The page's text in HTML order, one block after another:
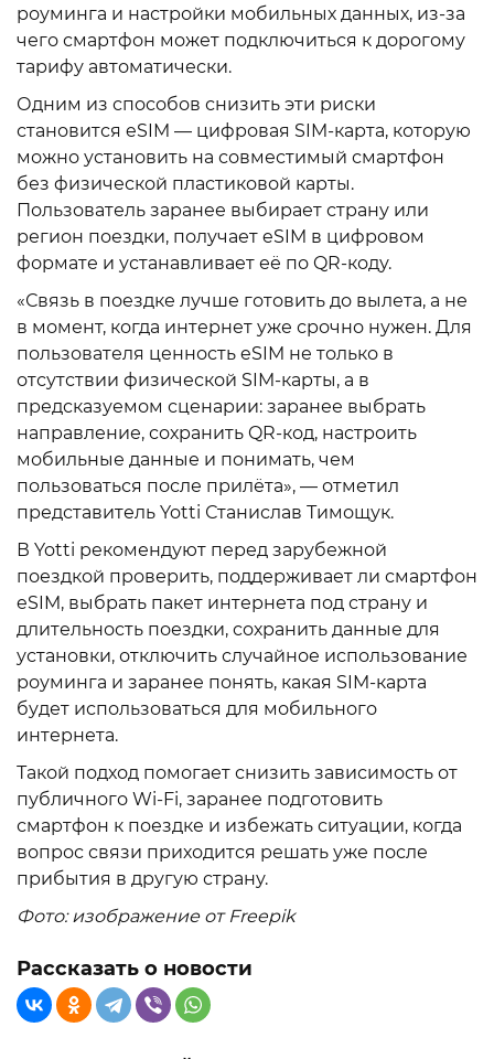
роуминга и настройки мобильных данных, из-за
чего смартфон может подключиться к дорогому
тарифу автоматически.
Одним из способов снизить эти риски
становится eSIM — цифровая SIM-карта, которую
можно установить на совместимый смартфон
без физической пластиковой карты.
Пользователь заранее выбирает страну или
регион поездки, получает eSIM в цифровом
формате и устанавливает её по QR-коду.
«Связь в поездке лучше готовить до вылета, а не
в момент, когда интернет уже срочно нужен. Для
пользователя ценность eSIM не только в
отсутствии физической SIM-карты, а в
предсказуемом сценарии: заранее выбрать
направление, сохранить QR-код, настроить
мобильные данные и понимать, чем
пользоваться после прилёта», — отметил
представитель Yotti Станислав Тимощук.
В Yotti рекомендуют перед зарубежной
поездкой проверить, поддерживает ли смартфон
eSIM, выбрать пакет интернета под страну и
длительность поездки, сохранить данные для
установки, отключить случайное использование
роуминга и заранее понять, какая SIM-карта
будет использоваться для мобильного
интернета.
Такой подход помогает снизить зависимость от
публичного Wi-Fi, заранее подготовить
смартфон к поездке и избежать ситуации, когда
вопрос связи приходится решать уже после
прибытия в другую страну.
Фото: изображение от Freepik
Рассказать о новости